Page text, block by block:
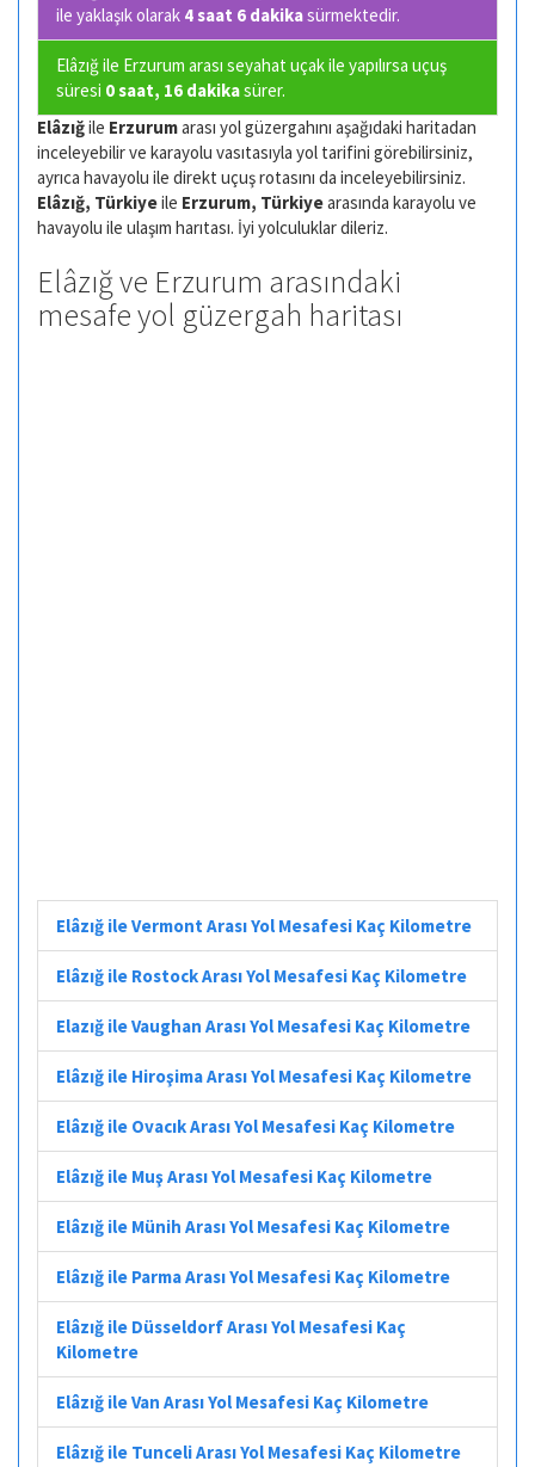
ile yaklaşık olarak 4 saat 6 dakikasürmektedir.
Elâzığ ile Erzurum arası seyahat uçak ile yapılırsa uçuş
süresi 0 saat, 16 dakikasürer.
Elâzığile Erzurumarası yol güzergahını aşağıdaki haritadan
inceleyebilir ve karayolu vasıtasıyla yol tarifini görebilirsiniz,
ayrıca havayolu ile direkt uçuş rotasını da inceleyebilirsiniz.
Elâzığ, Türkiyeile Erzurum, Türkiyearasında karayolu ve
havayolu ile ulaşım harıtası. İyi yolculuklar dileriz.
Elâzığ ve Erzurum arasındaki
mesafe yol güzergah haritası
Elâzığ ile Vermont Arası Yol Mesafesi Kaç Kilometre
Elâzığ ile Rostock Arası Yol Mesafesi Kaç Kilometre
Elazığ ile Vaughan Arası Yol Mesafesi Kaç Kilometre
Elâzığ ile Hiroşima Arası Yol Mesafesi Kaç Kilometre
Elâzığ ile Ovacık Arası Yol Mesafesi Kaç Kilometre
Elâzığ ile Muş Arası Yol Mesafesi Kaç Kilometre
Elâzığ ile Münih Arası Yol Mesafesi Kaç Kilometre
Elâzığ ile Parma Arası Yol Mesafesi Kaç Kilometre
Elâzığ ile Düsseldorf Arası Yol Mesafesi Kaç
Kilometre
Elâzığ ile Van Arası Yol Mesafesi Kaç Kilometre
Elâzığ ile Tunceli Arası Yol Mesafesi Kaç Kilometre